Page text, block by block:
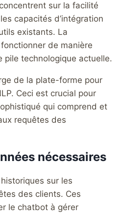
sur la facilité
capacités d’intégration
existants. La
de manière
pile technologique actuelle.
de la plate-forme pour
Ceci est crucial pour
qui comprend et
requêtes des
nécessaires
sur les
des clients. Ces
le chatbot à gérer